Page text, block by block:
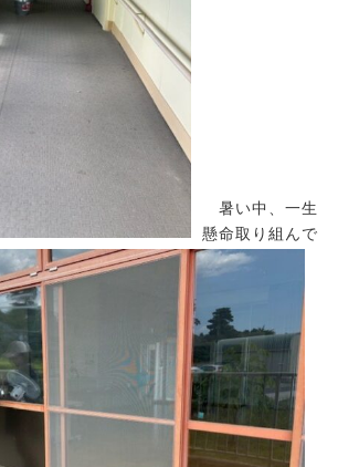
暑い中、一生
懸命取り組んで